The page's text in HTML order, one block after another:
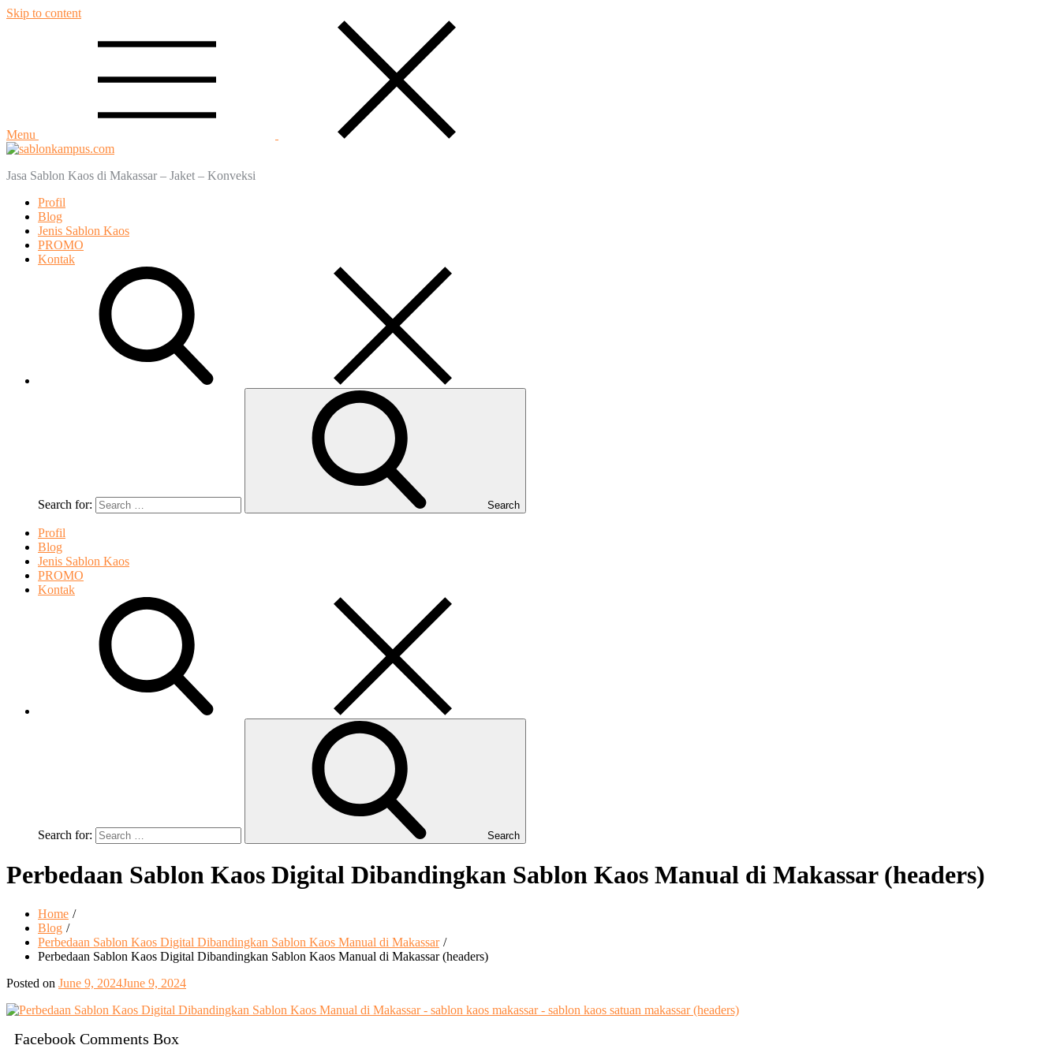
Skip to content
Menu
Jasa Sablon Kaos di Makassar – Jaket – Konveksi
Profil
Blog
Jenis Sablon Kaos
PROMO
Kontak
Search for: Search
Profil
Blog
Jenis Sablon Kaos
PROMO
Kontak
Search for: Search
Perbedaan Sablon Kaos Digital Dibandingkan Sablon Kaos Manual di Makassar (headers)
Home
Blog
Perbedaan Sablon Kaos Digital Dibandingkan Sablon Kaos Manual di Makassar
Perbedaan Sablon Kaos Digital Dibandingkan Sablon Kaos Manual di Makassar (headers)
Posted on June 9, 2024June 9, 2024
Facebook Comments Box